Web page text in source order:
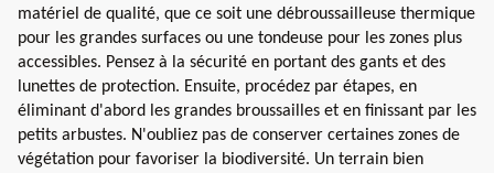
matériel de qualité, que ce soit une débroussailleuse thermique
pour les grandes surfaces ou une tondeuse pour les zones plus
accessibles. Pensez à la sécurité en portant des gants et des
lunettes de protection. Ensuite, procédez par étapes, en
éliminant d'abord les grandes broussailles et en finissant par les
petits arbustes. N'oubliez pas de conserver certaines zones de
végétation pour favoriser la biodiversité. Un terrain bien